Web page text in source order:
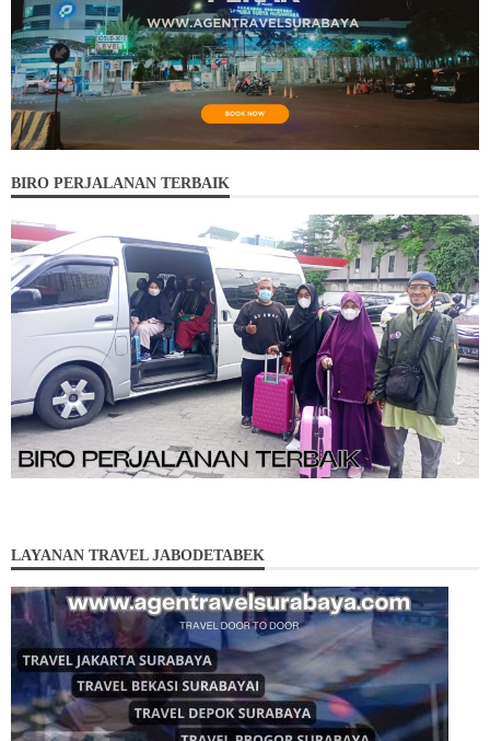
BIRO PERJALANAN TERBAIK
LAYANAN TRAVEL JABODETABEK